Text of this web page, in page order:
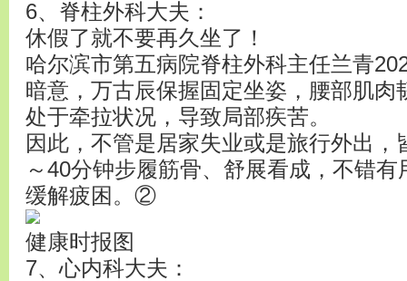
6、脊柱外科大夫：
休假了就不要再久坐了！
哈尔滨市第五病院脊柱外科主任兰青
暗意，万古辰保握固定坐姿，腰部肌肉
处于牵拉状况，导致局部疾苦。
因此，不管是居家失业或是旅行外出，
～40分钟步履筋骨、舒展看成，不错
缓解疲困。②
健康时报图
7、心内科大夫：